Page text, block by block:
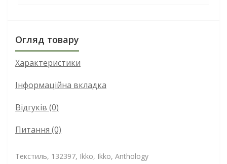
Огляд товару
Характеристики
Інформаційна вкладка
Відгуків (0)
Питання (0)
Текстиль, 132397, Ikko, Ikko, Anthology